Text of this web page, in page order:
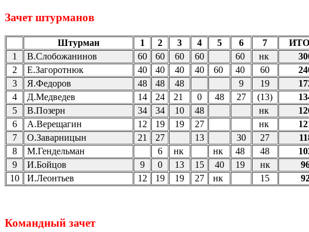
Зачет штурманов
Штурман 1 2 3 4 5 6 7
1
В.Слобожанинов 60 60 60 60 60 нк
2
Е.Загоротнюк 40 40 40 40 60 40 60
3
Я.Федоров 48 48 48 9 19
4
Д.Медведев 14 24 21 0 48 27 (13)
5
В.Позерн 34 34 10 48 нк
6
А.Верещагин 12 19 19 27 нк
7
О.Заварницын 21 27 13 30 27
8
М.Гендельман 6 нк нк 48 48
9
И.Бойцов 9 0 13 15 40 19 нк
10
И.Леонтьев 12 19 19 27 нк 15
Командный зачет